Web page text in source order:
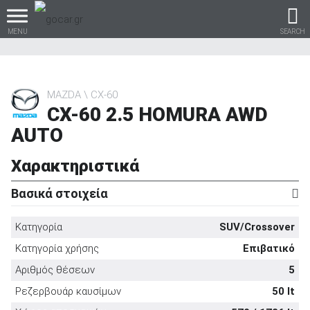
MENU SEARCH
Βρες τα πάντα για το
Καινούρια
MAZDA CX-60
CX-60 2.5 HOMURA AWD
AUTO
Χαρακτηριστικά
Βασικά στοιχεία
Κατηγορία
SUV/Crossover
Κατηγορία χρήσης
Επιβατικό
Αριθμός θέσεων
5
Ρεζερβουάρ καυσίμων
50 lt